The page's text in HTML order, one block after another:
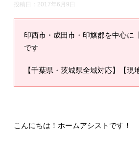
投稿日： 2017年6月9日
印西市・成田市・印旛郡を中心に
です
【千葉県・茨城県全域対応】【
こんにちは！ホームアシストです！